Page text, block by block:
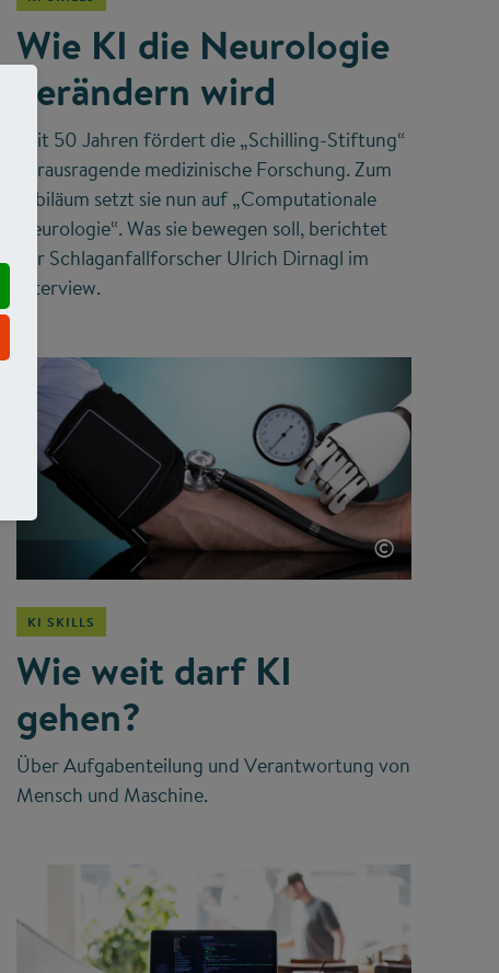
Wie KI die Neurologie
verändern wird
Seit 50 Jahren fördert die „Schilling-Stiftung“
herausragende medizinische Forschung. Zum
Jubiläum setzt sie nun auf „Computationale
Neurologie“. Was sie bewegen soll, berichtet
der Schlaganfallforscher Ulrich Dirnagl im
Interview.
©
KI SKILLS
Wie weit darf KI
gehen?
Über Aufgabenteilung und Verantwortung von
Mensch und Maschine.